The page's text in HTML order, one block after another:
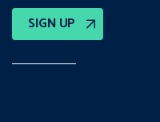
SIGN UP